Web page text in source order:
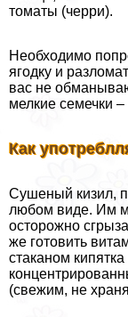
томаты (черри).
Необходимо
ягодку и
вас не
мелкие семечки –
Как
Сушеный кизил,
любом виде. Им
осторожно
же готовить
стаканом
(свежим, не